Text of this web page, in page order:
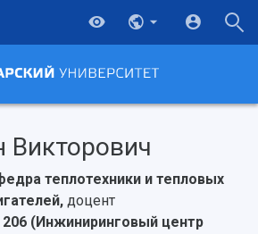
Викторович
теплотехники и тепловых
доцент
(Инжиниринговый центр